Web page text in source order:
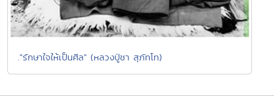
."รักษาใจให้เป็นศีล" (หลวงปู่ชา สุภัทโท)